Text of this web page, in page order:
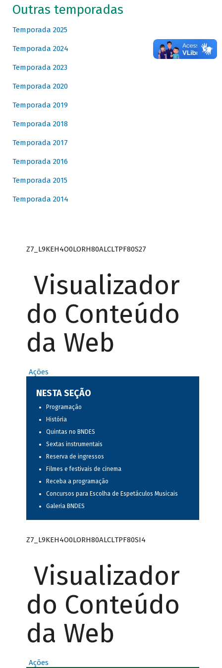
Outras temporadas
Temporada 2025
Temporada 2024
Temporada 2023
Temporada 2020
Temporada 2019
Temporada 2018
Temporada 2017
Temporada 2016
Temporada 2015
Temporada 2014
Z7_L9KEH4O0LORH80ALCLTPF80S27
Visualizador
do Conteúdo
da Web
Ações
NESTA SEÇÃO
Programação
História
Quintas no BNDES
Sextas instrumentais
Reserva de ingressos
Filmes e festivais de cinema
Receba a programação
Concursos para Escolha de Espetáculos Musicais
Galeria BNDES
Z7_L9KEH4O0LORH80ALCLTPF80SI4
Visualizador
do Conteúdo
da Web
Ações